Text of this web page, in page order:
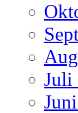
Juli